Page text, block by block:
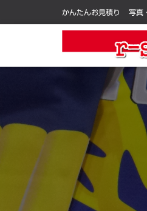
かんたんお見積り 写真